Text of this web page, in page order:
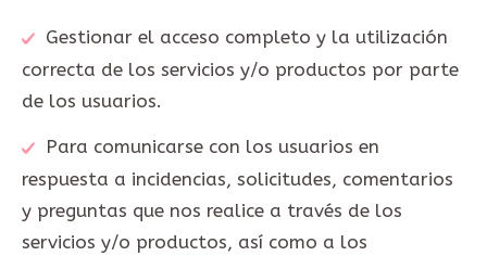
Gestionar el acceso completo y la utilización
correcta de los servicios y/o productos por parte
de los usuarios.
Para comunicarse con los usuarios en
respuesta a incidencias, solicitudes, comentarios
y preguntas que nos realice a través de los
servicios y/o productos, así como a los